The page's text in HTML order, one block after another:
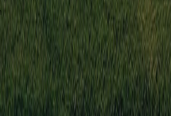
de strijd aan met Mali. De wedstrijd
en wordt gespeeld in de